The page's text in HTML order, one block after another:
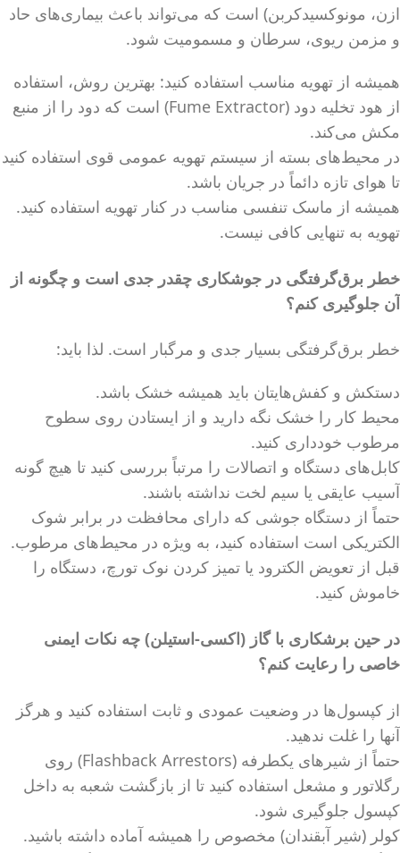
ازن، مونوکسیدکربن) است که می‌تواند باعث بیماری‌های حاد
و مزمن ریوی، سرطان و مسمومیت شود.
همیشه از تهویه مناسب استفاده کنید: بهترین روش، استفاده
از هود تخلیه دود (Fume Extractor) است که دود را از منبع
مکش می‌کند.
در محیط‌های بسته از سیستم تهویه عمومی قوی استفاده کنید
تا هوای تازه دائماً در جریان باشد.
همیشه از ماسک تنفسی مناسب در کنار تهویه استفاده کنید.
تهویه به تنهایی کافی نیست.
خطر برق‌گرفتگی در جوشکاری چقدر جدی است و چگونه از
آن جلوگیری کنم؟
خطر برق‌گرفتگی بسیار جدی و مرگبار است. لذا باید:
دستکش و کفش‌هایتان باید همیشه خشک باشد.
محیط کار را خشک نگه دارید و از ایستادن روی سطوح
مرطوب خودداری کنید.
کابل‌های دستگاه و اتصالات را مرتباً بررسی کنید تا هیچ گونه
آسیب عایقی یا سیم لخت نداشته باشند.
حتماً از دستگاه جوشی که دارای محافظت در برابر شوک
الکتریکی است استفاده کنید، به ویژه در محیط‌های مرطوب.
قبل از تعویض الکترود یا تمیز کردن نوک تورچ، دستگاه را
خاموش کنید.
در حین برشکاری با گاز (اکسی-استیلن) چه نکات ایمنی
خاصی را رعایت کنم؟
از کپسول‌ها در وضعیت عمودی و ثابت استفاده کنید و هرگز
آنها را غلت ندهید.
حتماً از شیرهای یکطرفه (Flashback Arrestors) روی
رگلاتور و مشعل استفاده کنید تا از بازگشت شعبه به داخل
کپسول جلوگیری شود.
کولر (شیر آبقندان) مخصوص را همیشه آماده داشته باشید.